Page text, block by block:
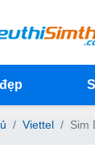
Viettel Sim